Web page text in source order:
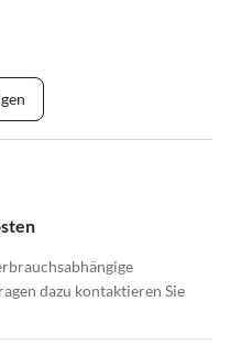
dazu kontaktieren Sie